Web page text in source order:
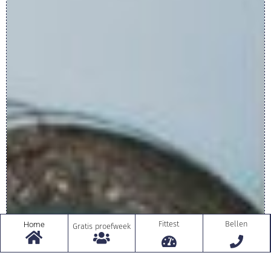
Home Gratis proefweek Fittest Bellen